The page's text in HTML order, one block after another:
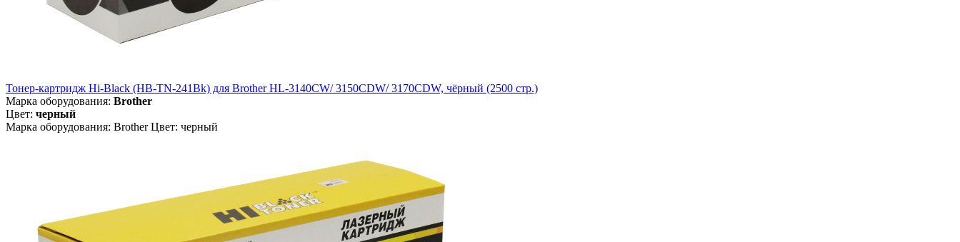
Тонер-картридж Hi-Black (HB-TN-241Bk) для Brother HL-3140CW/ 3150CDW/ 3170CDW, чёрный (2500 стр.)
Марка оборудования: Brother
Цвет: черный
Марка оборудования: Brother Цвет: черный